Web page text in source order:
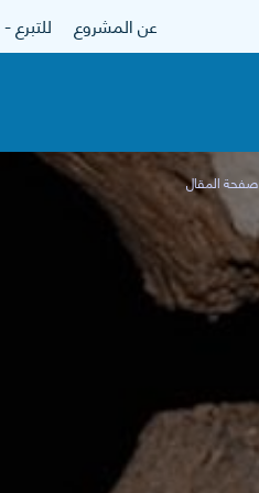
عن المشروع للتبرع - donate
صفحة المقال